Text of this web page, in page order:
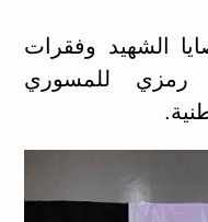
الشهيد وفقرات
رمزي للمسوري